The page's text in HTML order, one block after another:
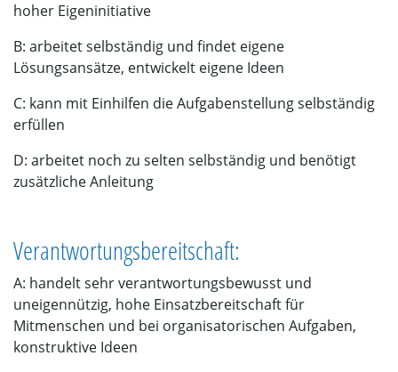
hoher Eigeninitiative
B: arbeitet selbständig und findet eigene
Lösungsansätze, entwickelt eigene Ideen
C: kann mit Einhilfen die Aufgabenstellung selbständig
erfüllen
D: arbeitet noch zu selten selbständig und benötigt
zusätzliche Anleitung
Verantwortungsbereitschaft:
A: handelt sehr verantwortungsbewusst und
uneigennützig, hohe Einsatzbereitschaft für
Mitmenschen und bei organisatorischen Aufgaben,
konstruktive Ideen